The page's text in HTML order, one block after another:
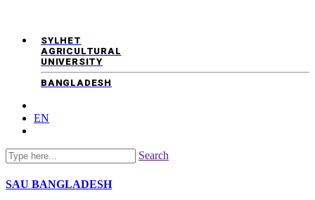
SYLHET
AGRICULTURAL
UNIVERSITY
BANGLADESH
EN
Search
SAU BANGLADESH